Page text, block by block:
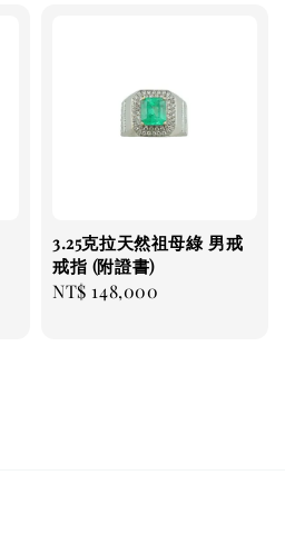
3.25克拉天然祖母綠 男戒
戒指 (附證書)
Regular
NT$ 148,000